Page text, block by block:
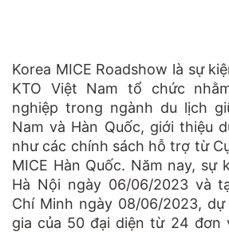
Korea MICE Roadshow là sự
KTO Việt Nam tổ chức
nghiệp trong ngành du lịch
Nam và Hàn Quốc, giới thiệu
như các chính sách hỗ trợ từ
MICE Hàn Quốc. Năm nay, sự
Hà Nội ngày 06/06/2023 và
Chí Minh ngày 08/06/2023,
gia của 50 đại diện từ 24 đơn